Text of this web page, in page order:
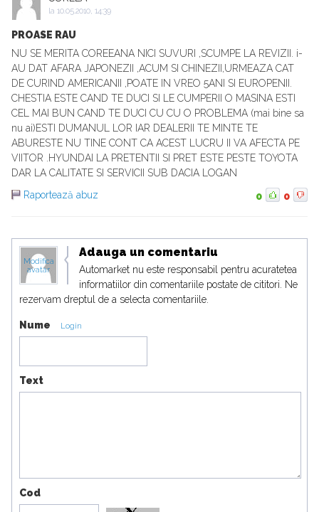
la 10.05.2010, 14:39
PROASE RAU
NU SE MERITA COREEANA NICI SUVURI ,SCUMPE LA REVIZII. i-
AU DAT AFARA JAPONEZII ,ACUM SI CHINEZII,URMEAZA CAT
DE CURIND AMERICANII ,POATE IN VREO 5ANI SI EUROPENII.
CHESTIA ESTE CAND TE DUCI SI LE CUMPERII O MASINA ESTI
CEL MAI BUN CAND TE DUCI CU CU O PROBLEMA (mai bine sa
nu ai)ESTI DUMANUL LOR IAR DEALERII TE MINTE TE
ABURESTE NU TINE CONT CA ACEST LUCRU II VA AFECTA PE
VIITOR .HYUNDAI LA PRETENTII SI PRET ESTE PESTE TOYOTA
DAR LA CALITATE SI SERVICII SUB DACIA LOGAN
Raportează abuz
0 0
Modifica
avatar
Adauga un comentariu
Automarket nu este responsabil pentru acuratetea
informatiilor din comentariile postate de cititori. Ne
rezervam dreptul de a selecta comentariile.
Nume Login
Text
Cod